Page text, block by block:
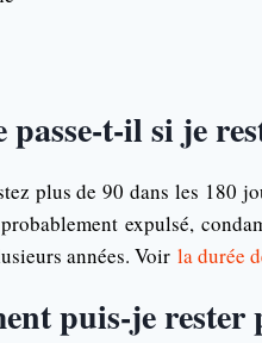
passe-t-il si je
plus de 90 dans les 180
expulsé,
années. Voir la durée
puis-je rester